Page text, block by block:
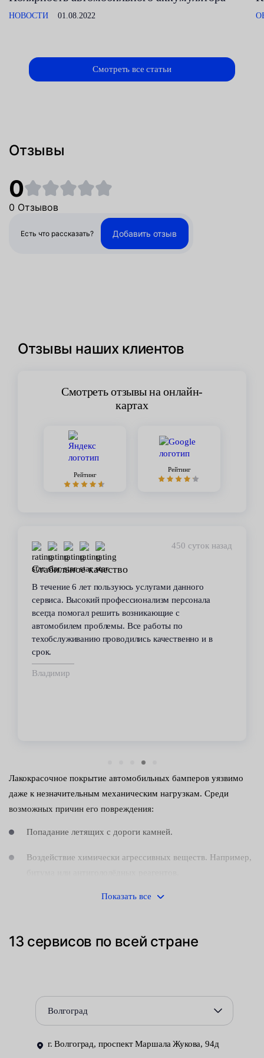
НОВОСТИ 01.08.2022
Смотреть все статьи
Отзывы
0
0 Отзывов
Есть что рассказать? Добавить отзыв
Отзывы наших клиентов
Смотреть отзывы на онлайн-
картах
Рейтинг
Рейтинг
450 суток назад
Стабильное качество
В течение 6 лет пользуюсь услугами данного
сервиса. Высокий профессионализм персонала
всегда помогал решить возникающие с
автомобилем проблемы. Все работы по
техобслуживанию проводились качественно и в
срок.
Владимир
Лакокрасочное покрытие автомобильных бамперов уязвимо
даже к незначительным механическим нагрузкам. Среди
возможных причин его повреждения:
Попадание летящих с дороги камней.
Воздействие химически агрессивных веществ. Например,
Столкновение с предметами при маневрировании на
Если разрушения носят местный характер, восстановить
целостность лакокрасочного покрытия удаётся, произведя
оборудованной мастерской. Выполняющие ремонт
специалисты должны иметь в своём распоряжении:
покрасочную камеру с правильно установленным
Показать все
13 сервисов по всей стране
Волгоград
г. Волгоград, проспект Маршала Жукова, 94д